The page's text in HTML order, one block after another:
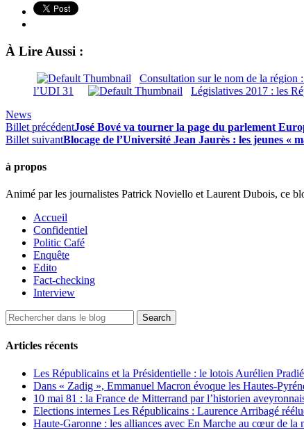
À Lire Aussi :
Consultation sur le nom de la région
l’UDI 31
Législatives 2017 : les
News
Billet précédentJosé Bové va tourner la page du parlement
Billet suivantBlocage de l’Université Jean Jaurès : les jeunes «
à propos
Animé par les journalistes Patrick Noviello et Laurent Dubois, ce
Accueil
Confidentiel
Politic Café
Enquête
Edito
Fact-checking
Interview
Articles récents
Les Républicains et la Présidentielle : le lotois Aurélien
Dans « Zadig », Emmanuel Macron évoque les Hautes-
10 mai 81 : la France de Mitterrand par l’historien
Elections internes Les Républicains : Laurence Arribagé
Haute-Garonne : les alliances avec En Marche au cœur de la